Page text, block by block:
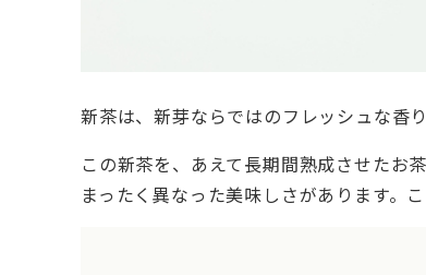
新茶は、新芽ならではのフレッシュな香
この新茶を、あえて長期間熟成させたお
まったく異なった美味しさがあります。